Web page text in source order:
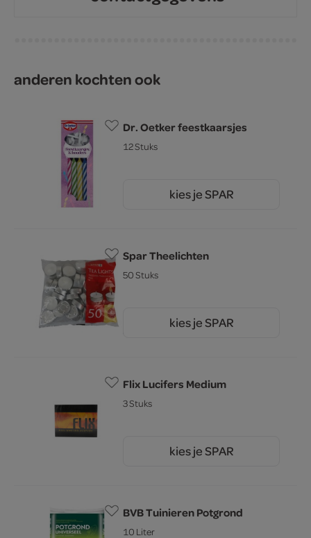
anderen kochten ook
Dr. Oetker feestkaarsjes
12 Stuks
kies je SPAR
Spar Theelichten
50 Stuks
kies je SPAR
Flix Lucifers Medium
3 Stuks
kies je SPAR
BVB Tuinieren Potgrond
10 Liter